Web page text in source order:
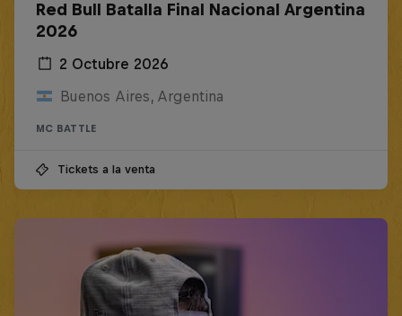
Red Bull Batalla Final Nacional Argentina
2026
2 Octubre 2026
Buenos Aires, Argentina
MC BATTLE
Tickets a la venta